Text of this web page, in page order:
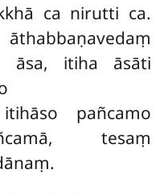
ca nirutti ca.
āsa, itiha āsāti
pañcamo
tesaṃ